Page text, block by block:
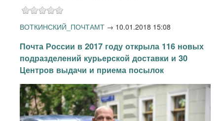
ВОТКИНСКИЙ_ПОЧТАМТ → 10.01.2018 15:08
Почта России в 2017 году открыла 116 новых
подразделений курьерской доставки и 30
Центров выдачи и приема посылок